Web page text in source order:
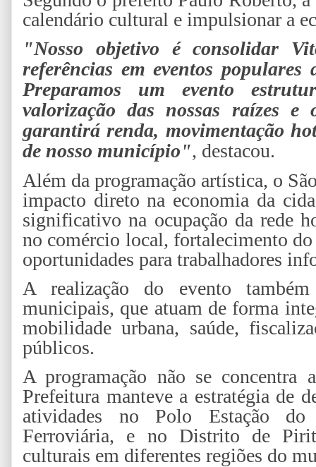
calendário cultural e impulsionar a
"Nosso objetivo é consolidar
referências em eventos populares
Preparamos um evento
valorização das nossas raízes
garantirá renda, movimentação
de nosso município", destacou.
Além da programação artística, o
impacto direto na economia da
significativo na ocupação da rede
no comércio local, fortalecimento
oportunidades para trabalhadores
A realização do evento
municipais, que atuam de forma
mobilidade urbana, saúde,
públicos.
A programação não se concentra
Prefeitura manteve a estratégia de
atividades no Polo Estação
Ferroviária, e no Distrito de
culturais em diferentes regiões do